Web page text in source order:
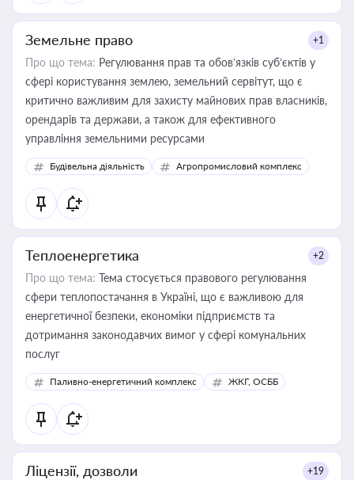
Земельне право +1
Про що тема: Регулювання прав та обов’язків суб’єктів у
сфері користування землею, земельний сервітут, що є
критично важливим для захисту майнових прав власників,
орендарів та держави, а також для ефективного
управління земельними ресурсами
Будівельна діяльність Агропромисловий комплекс
Теплоенергетика +2
Про що тема: Тема стосується правового регулювання
сфери теплопостачання в Україні, що є важливою для
енергетичної безпеки, економіки підприємств та
дотримання законодавчих вимог у сфері комунальних
послуг
Паливно-енергетичний комплекс ЖКГ, ОСББ
Ліцензії, дозволи +19